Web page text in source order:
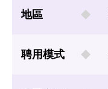
地區
聘用模式